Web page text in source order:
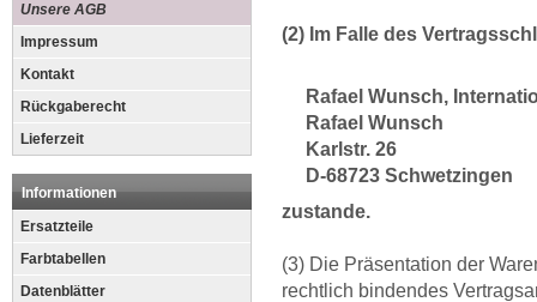
Unsere AGB
Impressum
Kontakt
Rückgaberecht
Lieferzeit
Informationen
Ersatzteile
Farbtabellen
Datenblätter
(2) Im Falle des
Rafael Wunsch,
Rafael Wunsch
Karlstr. 26
D-68723 Schwetzingen
zustande.
(3) Die Präsentation der
rechtlich bindendes